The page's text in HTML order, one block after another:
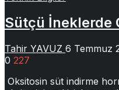
Sütçü İneklerde
Tahir YAVUZ 6 Temmuz
0 227
Oksitosin süt indirme